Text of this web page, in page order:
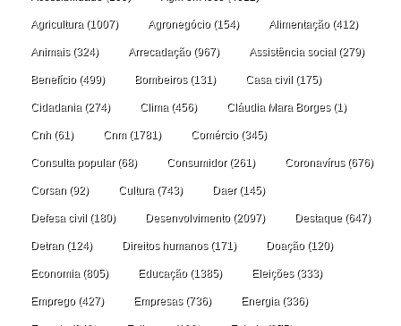
Agricultura (1007) Agronegócio(154) Alimentação(412)
Animais(324) Arrecadação(967) Assistência social (279)
Benefício(499) Bombeiros(131) Casa civil (175)
Cidadania (274) Clima (456) Cláudia Mara Borges(1)
Cnh (61) Cnm(1781) Comércio(345)
Consulta popular(68) Consumidor(261) Coronavírus(676)
Corsan (92) Cultura (743) Daer(145)
Defesa civil (180) Desenvolvimento(2097) Destaque (647)
Detran (124) Direitos humanos(171) Doação(120)
Economia (805) Educação(1385) Eleições(333)
Emprego(427) Empresas(736) Energia (336)